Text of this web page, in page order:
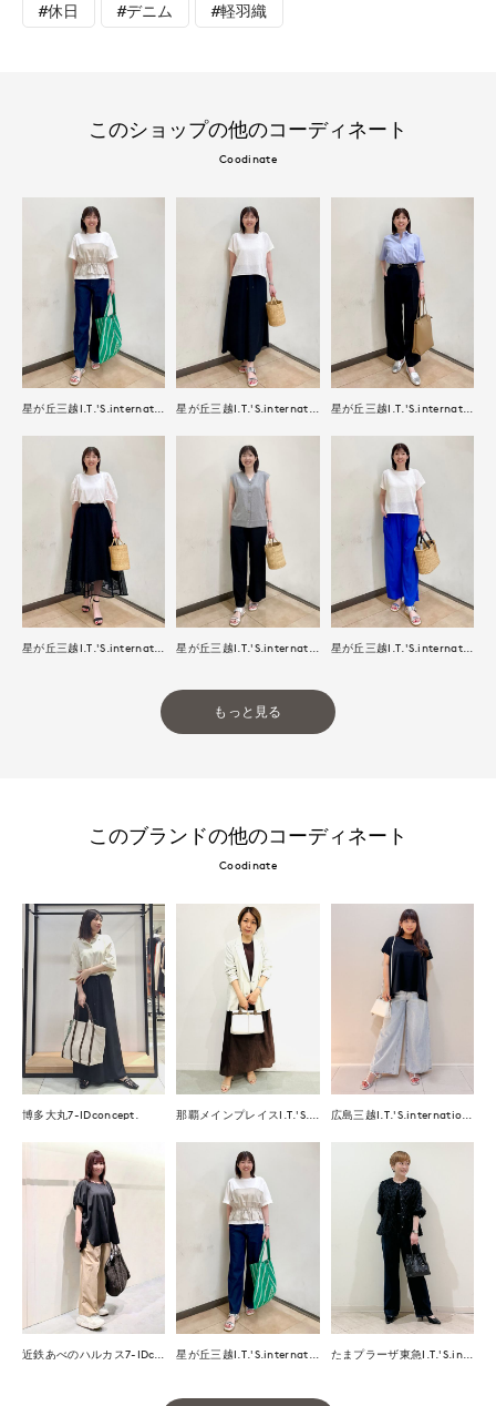
#休日 #デニム #軽羽織
このショップの他のコーディネート
Coodinate
もっと見る
このブランドの他のコーディネート
Coodinate
博多大丸7-IDconcept.